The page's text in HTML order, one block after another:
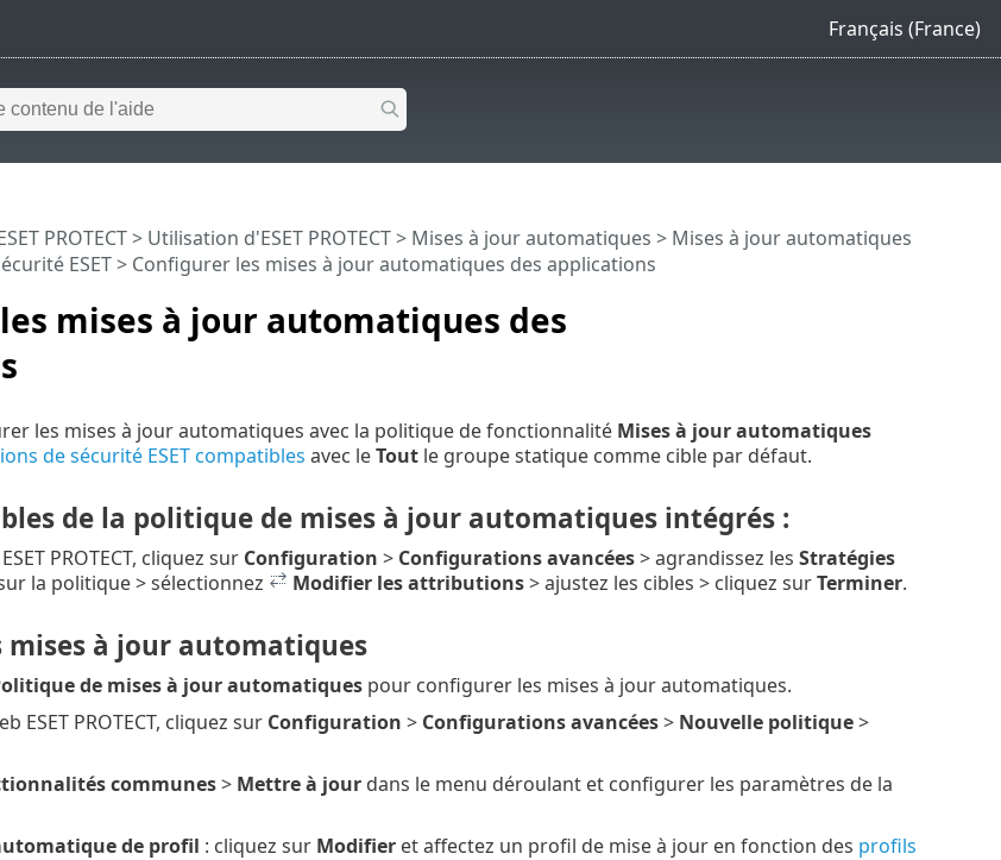
Français (France)
mises à jour automatiques des
PROTECT> Utilisation d'ESET PROTECT> Mises à jour automatiques > Mises à jour automatiques
ESET> Configurer les mises à jour automatiques des applications
les mises à jour automatiques avec la politique de fonctionnalité Mises à jour automatiques
de sécurité ESET compatibles avec leToutle groupe statique comme cible par défaut.
de la politique de mises à jour automatiques intégrés :
PROTECT, cliquez sur Configuration >Configurations avancées> agrandissez les Stratégies
la politique > sélectionnez Modifier les attributions> ajustez les cibles > cliquez surTerminer.
mises à jour automatiques
de mises à jour automatiquespour configurer les mises à jour automatiques.
ESET PROTECT, cliquez sur Configuration > Configurations avancées> Nouvelle politique>
communes> Mettre à jourdans le menu déroulant et configurer les paramètres de la
de profil : cliquez sur Modifieret affectez un profil de mise à jour en fonction des profils